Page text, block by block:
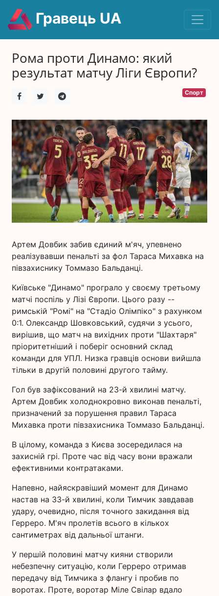
Гравець UA
Рома проти Динамо: який
результат матчу Ліги Європи?
Спорт
Артем Довбик забив єдиний м'яч, упевнено
реалізувавши пенальті за фол Тараса Михавка на
півзахиснику Томмазо Бальданці.
Київське "Динамо" програло у своєму третьому
матчі поспіль у Лізі Європи. Цього разу --
римській "Ромі" на "Стадіо Олімпіко" з рахунком
0:1. Олександр Шовковський, судячи з усього,
вирішив, що матч на вихідних проти "Шахтаря"
пріоритетніший і поберіг основний склад
команди для УПЛ. Низка гравців основи вийшла
тільки в другій половині другого тайму.
Гол був зафіксований на 23-й хвилині матчу.
Артем Довбик холоднокровно виконав пенальті,
призначений за порушення правил Тараса
Михавка проти півзахисника Томмазо Бальданці.
В цілому, команда з Києва зосередилася на
захисній грі. Проте час від часу вони вражали
ефективними контратаками.
Напевно, найяскравіший момент для Динамо
настав на 33-й хвилині, коли Тимчик завдавав
удару, очевидно, після точного закидання від
Герреро. М'яч пролетів всього в кількох
сантиметрах від дальньої штанги.
У першій половині матчу кияни створили
небезпечну ситуацію, коли Герреро отримав
передачу від Тимчика з флангу і пробив по
воротах. Проте, воротар Міле Свілар вдало